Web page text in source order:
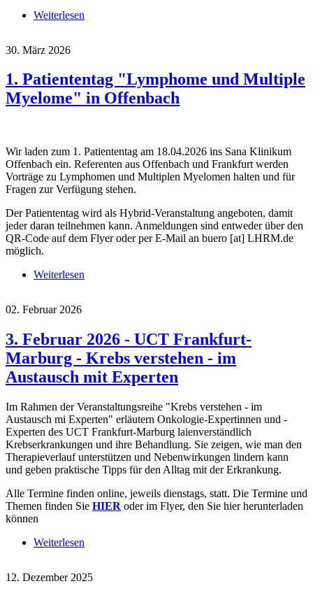
Weiterlesen
30. März 2026
1. Patiententag "Lymphome und Multiple
Myelome" in Offenbach
Wir laden zum 1. Patiententag am 18.04.2026 ins Sana Klinikum
Offenbach ein. Referenten aus Offenbach und Frankfurt werden
Vorträge zu Lymphomen und Multiplen Myelomen halten und für
Fragen zur Verfügung stehen.
Der Patiententag wird als Hybrid-Veranstaltung angeboten, damit
jeder daran teilnehmen kann. Anmeldungen sind entweder über den
QR-Code auf dem Flyer oder per E-Mail an buero [at] LHRM.de
möglich.
Weiterlesen
02. Februar 2026
3. Februar 2026 - UCT Frankfurt-
Marburg - Krebs verstehen - im
Austausch mit Experten
Im Rahmen der Veranstaltungsreihe "Krebs verstehen - im
Austausch mi Experten" erläutern Onkologie-Expertinnen und -
Experten des UCT Frankfurt-Marburg laienverständlich
Krebserkrankungen und ihre Behandlung. Sie zeigen, wie man den
Therapieverlauf unterstützen und Nebenwirkungen lindern kann
und geben praktische Tipps für den Alltag mit der Erkrankung.
Alle Termine finden online, jeweils dienstags, statt. Die Termine und
Themen finden Sie HIER oder im Flyer, den Sie hier herunterladen
können
Weiterlesen
12. Dezember 2025